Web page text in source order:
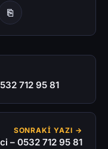
⎘
712 95 81
SONRAKI YAZI →
– 0532 712 95 81